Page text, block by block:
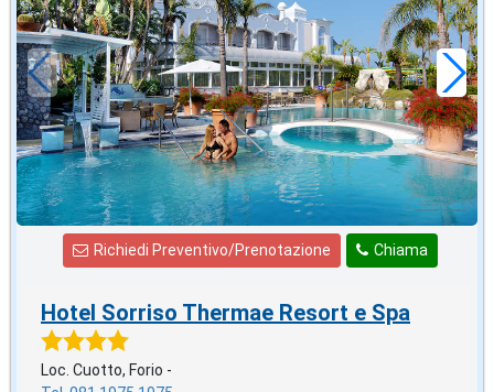
€70,00
a notte
Chiama
Richiedi Preventivo/Prenotazione
Hotel Sorriso Thermae Resort e Spa
Loc. Cuotto, Forio -